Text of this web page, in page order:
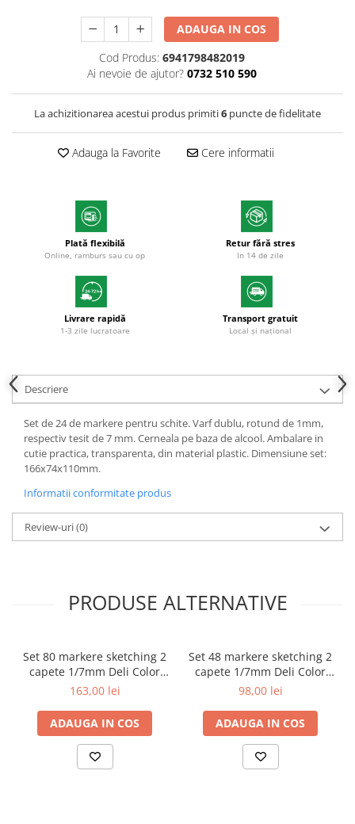
Hartie si produse din hartie
Hartie si carton pentru copiator
Hartie si cartoane colorate
Hartie pentru print digital
Hartie in formate mari
Hartie foto
Hartie pentru ambalaj
Produse din hartie
Cuburi din hartie
Caiete pentru birou
Registre si repertoare
Etichete adezive
Notesuri adezive
Blocnotes-uri
Organizare si arhivare
Bibliorafturi
Caiete mecanice
Alonje
Indecsi
Dosare din plastic
Cutii si containere pentru arhivare
Clipboard-uri
Accesorii pentru birou
Agrafe, clipsuri, ace si piuneze
ADAUGA IN COS
Cod Produs: 6941798482019
Ai nevoie de ajutor? 0732 510 590
La achizitionarea acestui produs primiti6 puncte de fidelitate
Adauga la Favorite Cere informatii
Plată flexibilă
Online, ramburs sau cu op
Retur fără stres
In 14 de zile
Livrare rapidă
1-3 zile lucratoare
Transport gratuit
Local și național
Descriere
Set de 24 de markere pentru schite. Varf dublu, rotund de 1mm,
respectiv tesit de 7 mm. Cerneala pe baza de alcool. Ambalare in
cutie practica, transparenta, din material plastic. Dimensiune set:
166x74x110mm.
Informatii conformitate produs
Review-uri(0)
PRODUSE ALTERNATIVE
Set 80 markere sketching 2
capete 1/7mm Deli Color
Emotion
163,00 lei
ADAUGA IN COS
Set 48 markere sketching 2
capete 1/7mm Deli Color
Emotion
98,00 lei
ADAUGA IN COS